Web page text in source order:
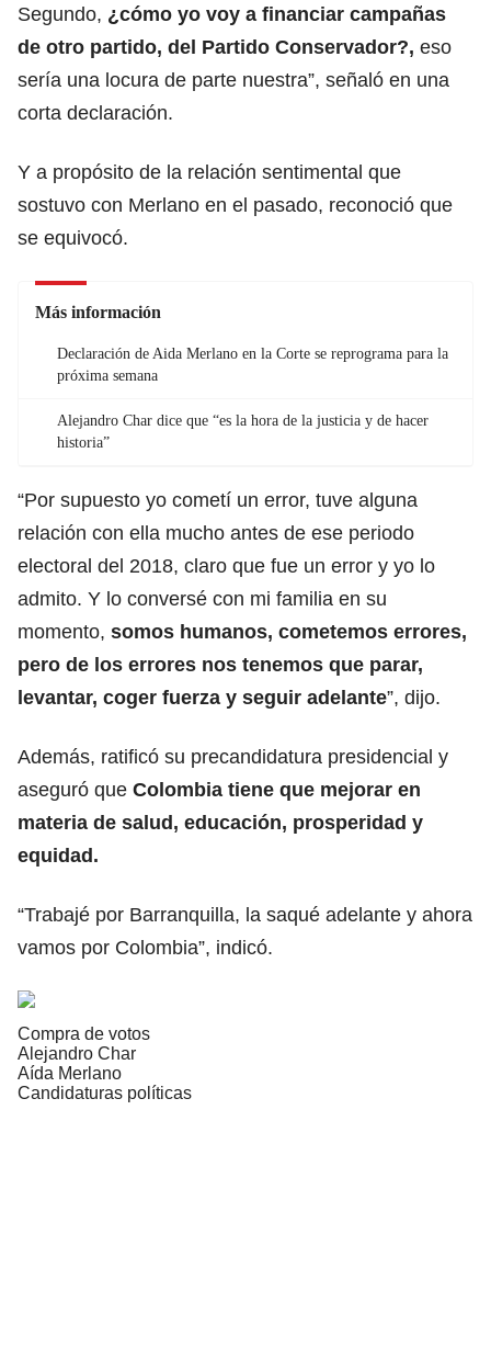
Segundo, ¿cómo yo voy a financiar campañas
de otro partido, del Partido Conservador?, eso
sería una locura de parte nuestra”, señaló en una
corta declaración.
Y a propósito de la relación sentimental que
sostuvo con Merlano en el pasado, reconoció que
se equivocó.
Más información
Declaración de Aida Merlano en la Corte se reprograma para la
próxima semana
Alejandro Char dice que “es la hora de la justicia y de hacer
historia”
“Por supuesto yo cometí un error, tuve alguna
relación con ella mucho antes de ese periodo
electoral del 2018, claro que fue un error y yo lo
admito. Y lo conversé con mi familia en su
momento, somos humanos, cometemos errores,
pero de los errores nos tenemos que parar,
levantar, coger fuerza y seguir adelante”, dijo.
Además, ratificó su precandidatura presidencial y
aseguró que Colombia tiene que mejorar en
materia de salud, educación, prosperidad y
equidad.
“Trabajé por Barranquilla, la saqué adelante y ahora
vamos por Colombia”, indicó.
Compra de votos
Alejandro Char
Aída Merlano
Candidaturas políticas